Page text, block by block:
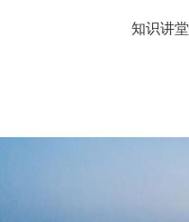
知识讲堂